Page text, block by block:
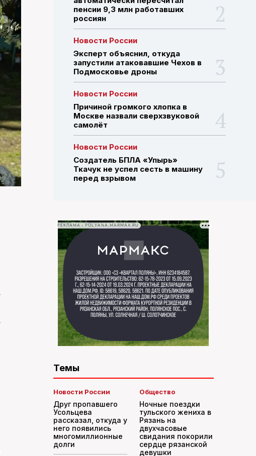
ПОИСК ПО САЙТУ
пенсии 9,3 млн работавших
россиян
Новости России
Эксперт объяснил, откуда
запустили атаковавшие Чехов в
Подмосковье дроны
Новости России
Причиной громкого хлопка в
Москве назвали сверхзвуковой
самолёт
Новости России
Создатель БПЛА «Упырь»
Ткачук не успел сесть в машину
перед взрывом
РЕКЛАМА • POLYANA.MARMAX.RU
Темы
Новости России
Друг пропавшего
Усольцева
рассказал, откуда у
него появились
многомиллионные
долги
Общество
Ночные поездки
тульского жениха в
Рязань на
двухчасовые
свидания покорили
сердце рязанской
девушки